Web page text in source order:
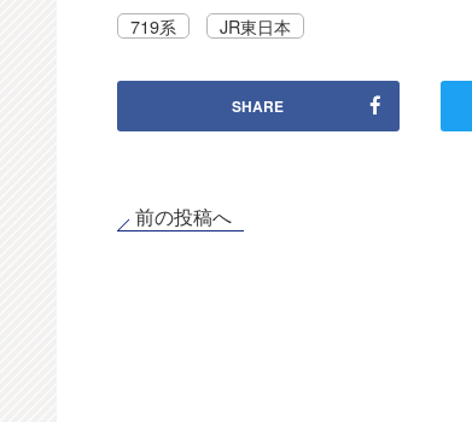
719系 JR東日本
SHARE
前の投稿へ